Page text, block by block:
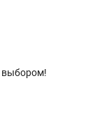
выбором!